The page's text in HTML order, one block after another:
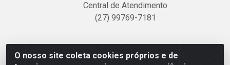
O nosso site coleta cookies próprios e de
Central de Atendimento
(27) 99769-7181
Linhavix Distribuidora LTDA - Avenida Alegre, 2521 -